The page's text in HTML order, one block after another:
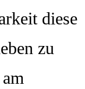
diese
zu